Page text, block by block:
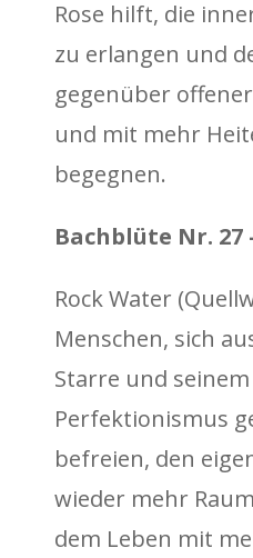
Rose hilft, die
zu erlangen und
gegenüber
und mit mehr
begegnen.
Bachblüte Nr. 27
Rock Water
Menschen, sich
Starre und
Perfektionismus
befreien, den
wieder mehr
dem Leben mit